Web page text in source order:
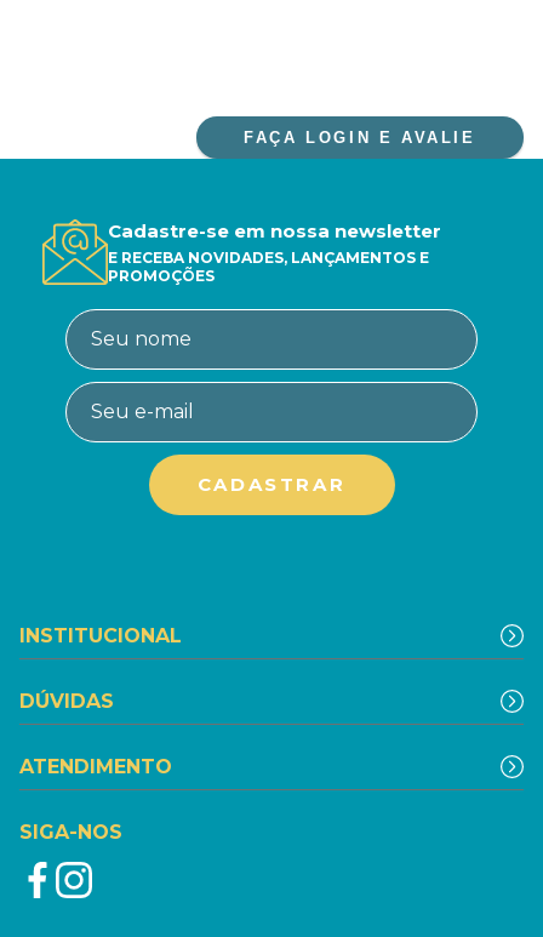
FAÇA LOGIN E AVALIE
Cadastre-se em nossa newsletter
E RECEBA NOVIDADES, LANÇAMENTOS E
PROMOÇÕES
INSTITUCIONAL
DÚVIDAS
ATENDIMENTO
SIGA-NOS